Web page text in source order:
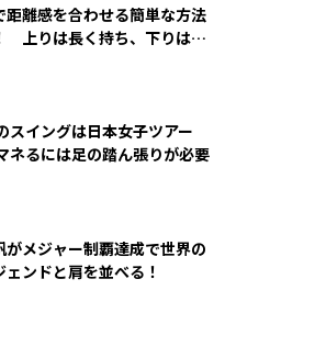
距離感を合わせる簡単な方法
上りは長く持ち、下りは短
スイングは日本女子ツアー
マネるには足の踏ん張りが必要
がメジャー制覇達成で世界の
ェンドと肩を並べる！